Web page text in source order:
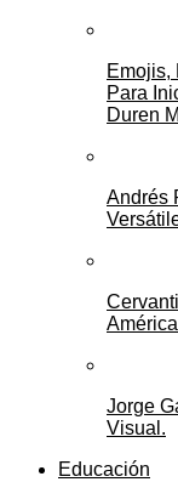
Emojis,
Para
Duren
Andrés
Jorge
Visual.
Educación